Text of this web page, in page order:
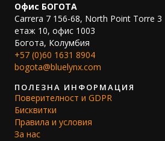
Офис БОГОТА
Carrera 7 156-68, North Point Torre 3
етаж 10, офис 1003
Богота, Колумбия
+57 (0)60 1631 8904
bogota@bluelynx.com
ПОЛЕЗНА ИНФОРМАЦИЯ
Поверителност и GDPR
Бисквитки
Правила и условия
За нас